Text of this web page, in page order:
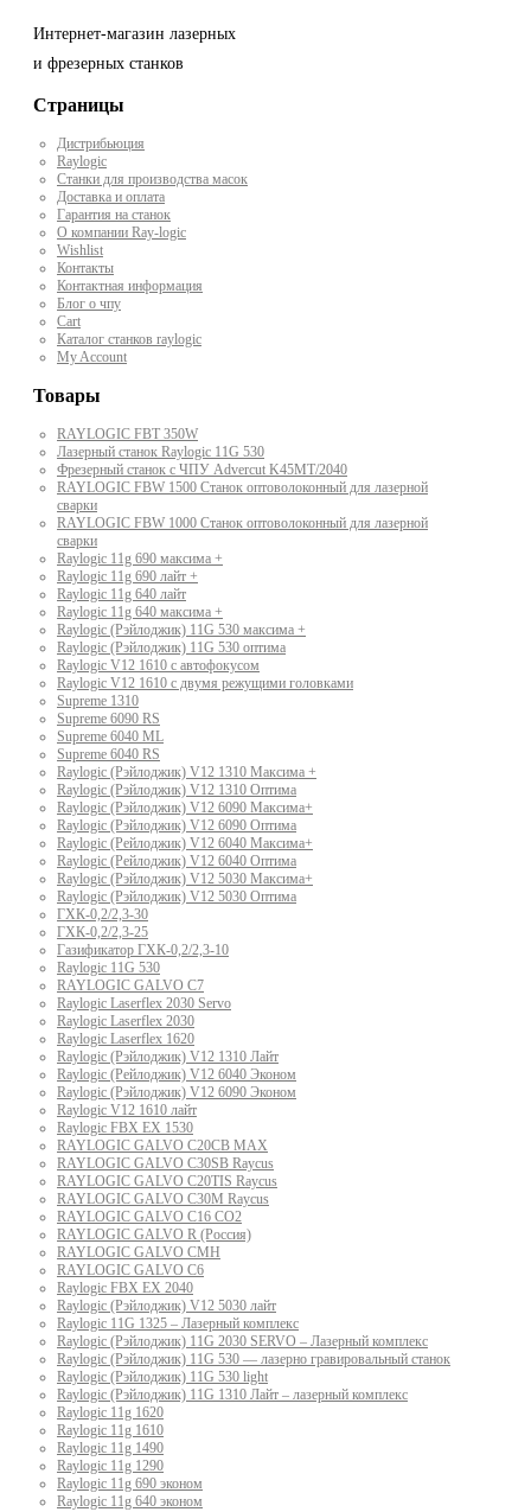
Интернет-магазин лазерных
и фрезерных станков
Страницы
Дистрибьюция
Raylogic
Станки для производства масок
Доставка и оплата
Гарантия на станок
О компании Ray-logic
Wishlist
Контакты
Контактная информация
Блог о чпу
Cart
Каталог станков raylogic
My Account
Товары
RAYLOGIC FBT 350W
Лазерный станок Raylogic 11G 530
Фрезерный станок с ЧПУ Advercut K45MT/2040
RAYLOGIC FBW 1500 Станок оптоволоконный для лазерной
сварки
RAYLOGIC FBW 1000 Станок оптоволоконный для лазерной
сварки
Raylogic 11g 690 максима +
Raylogic 11g 690 лайт +
Raylogic 11g 640 лайт
Raylogic 11g 640 максима +
Raylogic (Рэйлоджик) 11G 530 максима +
Raylogic (Рэйлоджик) 11G 530 оптима
Raylogic V12 1610 с автофокусом
Raylogic V12 1610 с двумя режущими головками
Supreme 1310
Supreme 6090 RS
Supreme 6040 ML
Supreme 6040 RS
Raylogic (Рэйлоджик) V12 1310 Максима +
Raylogic (Рэйлоджик) V12 1310 Оптима
Raylogic (Рэйлоджик) V12 6090 Максима+
Raylogic (Рэйлоджик) V12 6090 Оптима
Raylogic (Рейлоджик) V12 6040 Максима+
Raylogic (Рейлоджик) V12 6040 Оптима
Raylogic (Рэйлоджик) V12 5030 Максима+
Raylogic (Рэйлоджик) V12 5030 Оптима
ГХК-0,2/2,3-30
ГХК-0,2/2,3-25
Газификатор ГХК-0,2/2,3-10
Raylogic 11G 530
RAYLOGIC GALVO С7
Raylogic Laserflex 2030 Servo
Raylogic Laserflex 2030
Raylogic Laserflex 1620
Raylogic (Рэйлоджик) V12 1310 Лайт
Raylogic (Рейлоджик) V12 6040 Эконом
Raylogic (Рэйлоджик) V12 6090 Эконом
Raylogic V12 1610 лайт
Raylogic FBX EX 1530
RAYLOGIC GALVO С20CB MAX
RAYLOGIC GALVO С30SB Raycus
RAYLOGIC GALVO C20TIS Raycus
RAYLOGIC GALVO С30M Raycus
RAYLOGIC GALVO С16 CO2
RAYLOGIC GALVO R (Россия)
RAYLOGIC GALVO CMH
RAYLOGIC GALVO С6
Raylogic FBX EX 2040
Raylogic (Рэйлоджик) V12 5030 лайт
Raylogic 11G 1325 – Лазерный комплекс
Raylogic (Рэйлоджик) 11G 2030 SERVO – Лазерный комплекс
Raylogic (Рэйлоджик) 11G 530 — лазерно гравировальный станок
Raylogic (Рэйлоджик) 11G 530 light
Raylogic (Рэйлоджик) 11G 1310 Лайт – лазерный комплекс
Raylogic 11g 1620
Raylogic 11g 1610
Raylogic 11g 1490
Raylogic 11g 1290
Raylogic 11g 690 эконом
Raylogic 11g 640 эконом